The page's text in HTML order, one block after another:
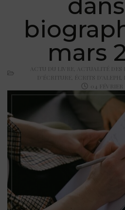
mars
ACTU DU LIVRE ACTUALITÉ DES
D'ÉCRITURE
ÉCRITS D'ALEPH
04 FÉVRIER